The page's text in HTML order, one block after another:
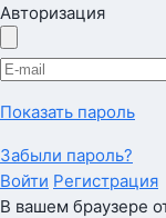
Авторизация
Показать пароль
Забыли пароль?
Войти Регистрация
В вашем браузере